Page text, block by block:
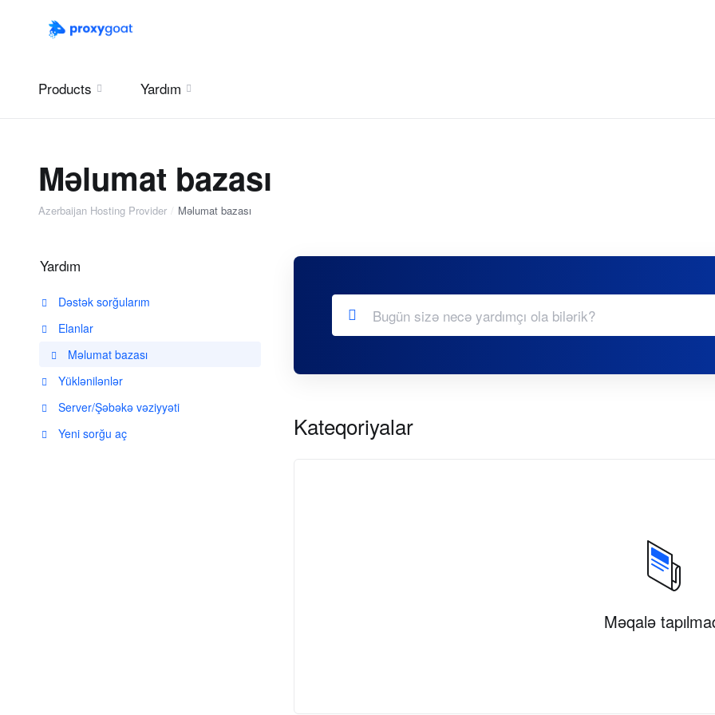
Products Yardım
Məlumat bazası
Azerbaijan Hosting Provider Məlumat bazası
Yardım
Dəstək sorğularım
Elanlar
Məlumat bazası
Yüklənilənlər
Server/Şəbəkə vəziyyəti
Yeni sorğu aç
Kateqoriyalar
Məqalə